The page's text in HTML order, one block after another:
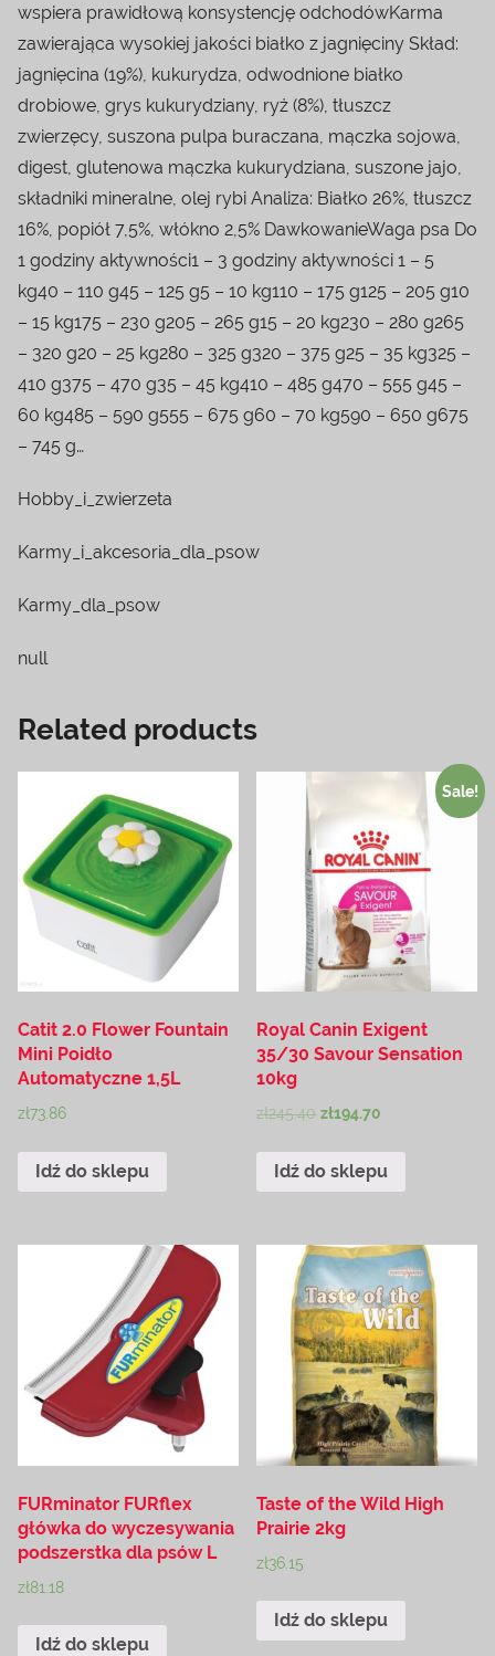
wspiera prawidłową konsystencję odchodówKarma
zawierająca wysokiej jakości białko z jagnięciny Skład:
jagnięcina (19%), kukurydza, odwodnione białko
drobiowe, grys kukurydziany, ryż (8%), tłuszcz
zwierzęcy, suszona pulpa buraczana, mączka sojowa,
digest, glutenowa mączka kukurydziana, suszone jajo,
składniki mineralne, olej rybi Analiza: Białko 26%, tłuszcz
16%, popiół 7,5%, włókno 2,5% DawkowanieWaga psa Do
1 godziny aktywności1 – 3 godziny aktywności 1 – 5
kg40 – 110 g45 – 125 g5 – 10 kg110 – 175 g125 – 205 g10
– 15 kg175 – 230 g205 – 265 g15 – 20 kg230 – 280 g265
– 320 g20 – 25 kg280 – 325 g320 – 375 g25 – 35 kg325 –
410 g375 – 470 g35 – 45 kg410 – 485 g470 – 555 g45 –
60 kg485 – 590 g555 – 675 g60 – 70 kg590 – 650 g675
– 745 g…
Hobby_i_zwierzeta
Karmy_i_akcesoria_dla_psow
Karmy_dla_psow
null
Related products
Catit 2.0 Flower Fountain
Mini Poidło
Automatyczne 1,5L
zł73.86
Idź do sklepu
Sale!
Royal Canin Exigent
35/30 Savour Sensation
10kg
zł245.40 zł194.70
Idź do sklepu
FURminator FURflex
główka do wyczesywania
podszerstka dla psów L
zł81.18
Idź do sklepu
Taste of the Wild High
Prairie 2kg
zł36.15
Idź do sklepu